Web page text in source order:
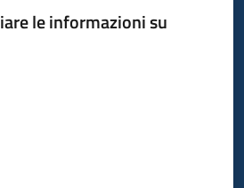
le informazioni su